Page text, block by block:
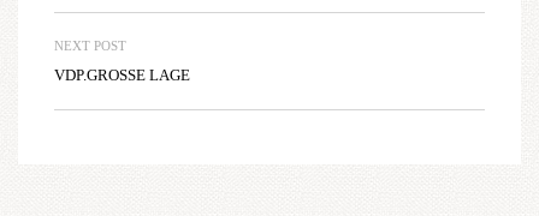
NEXT POST
VDP.GROSSE LAGE